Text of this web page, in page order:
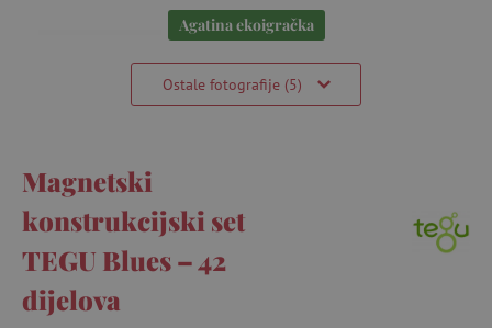
Agatina ekoigračka
Ostale fotografije (5)
Magnetski
konstrukcijski set
TEGU Blues – 42
dijelova